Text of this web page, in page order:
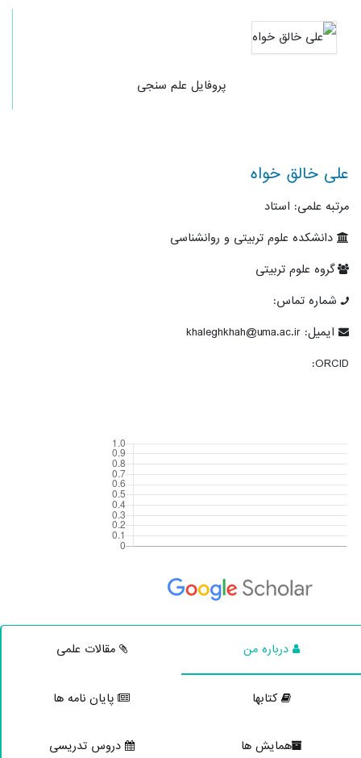
پروفایل علم سنجی
علی خالق خواه
مرتبه علمی: استاد
دانشکده علوم تربیتی و روانشناسی
گروه علوم تربیتی
شماره تماس:
ایمیل: khaleghkhah@uma.ac.ir
ORCID:
درباره من مقالات علمی
کتابها پایان نامه ها
همایش ها دروس تدریسی